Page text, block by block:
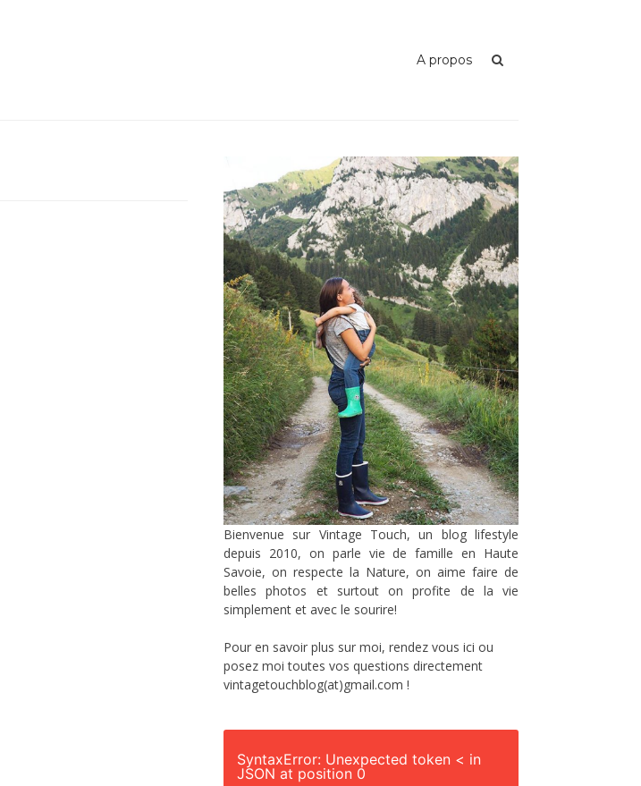
A propos
Bienvenue sur Vintage Touch, un blog lifestyle
depuis 2010, on parle vie de famille en Haute
Savoie, on respecte la Nature, on aime faire de
belles photos et surtout on profite de la vie
simplement et avec le sourire!
Pour en savoir plus sur moi, rendez vous ici ou
posez moi toutes vos questions directement
vintagetouchblog(at)gmail.com !
SyntaxError: Unexpected token < in
JSON at position 0